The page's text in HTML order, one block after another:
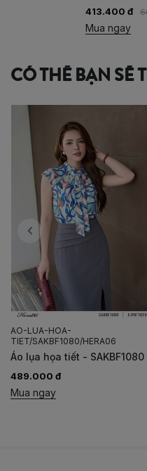
413.400 đ
Mua ngay
CÓ THỂ BẠN SẼ
AO-LUA-HOA-
TIET/SAKBF1080/HERA06
Áo lụa họa tiết - SAKBF1080
489.000 đ
Mua ngay